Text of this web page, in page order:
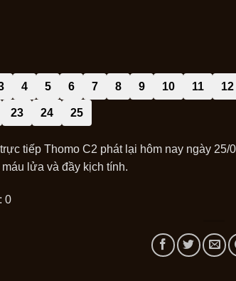
4 5 6 7 8 9 10 11 12
23 24 25
tiếp Thomo C2 phát lại hôm nay ngày
lửa và đầy kịch tính.
0